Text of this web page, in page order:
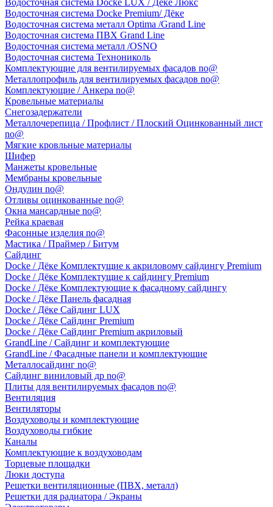
Водосточная система Docke LUX / Дёке Люкс
Водосточная система Docke Premium/ Дёке
Водосточная система металл Optima /Grand Line
Водосточная система ПВХ Grand Line
Водосточная система металл /OSNO
Водосточная система Технониколь
Комплектующие для вентилируемых фасадов no@
Металлопрофиль для вентилируемых фасадов no@
Комплектующие / Анкера no@
Кровельные материалы
Снегозадержатели
Металлочерепица / Профлист / Плоский Оцинкованный лист
no@
Мягкие кровльные материалы
Шифер
Манжеты кровельные
Мембраны кровельные
Ондулин no@
Отливы оцинкованные no@
Окна мансардные no@
Рейка краевая
Фасонные изделия no@
Мастика / Праймер / Битум
Сайдинг
Docke / Дёке Комплектущие к акриловому сайдингу Premium
Docke / Дёке Комплектущие к сайдингу Premium
Docke / Дёке Комплектующие к фасадному сайдингу
Docke / Дёке Панель фасадная
Docke / Дёке Сайдинг LUX
Docke / Дёке Сайдинг Premium
Docke / Дёке Сайдинг Premium акриловый
GrandLine / Сайдинг и комплектующие
GrandLine / Фасадные панели и комплектующие
Металлосайдинг no@
Сайдинг виниловый др no@
Плиты для вентилируемых фасадов no@
Вентиляция
Вентиляторы
Воздуховоды и комплектующие
Воздуховоды гибкие
Каналы
Комплектующие к воздуховодам
Торцевые площадки
Люки доступа
Решетки вентиляционные (ПВХ, металл)
Решетки для радиатора / Экраны